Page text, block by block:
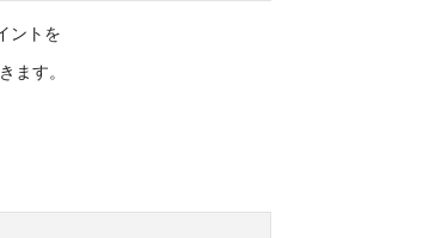
ントを
ます。